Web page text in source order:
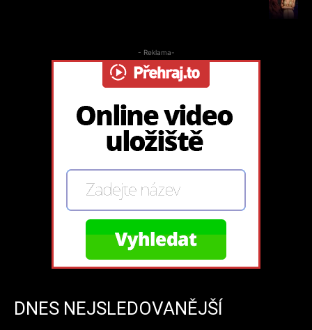
- Reklama-
DNES NEJSLEDOVANĚJŠÍ